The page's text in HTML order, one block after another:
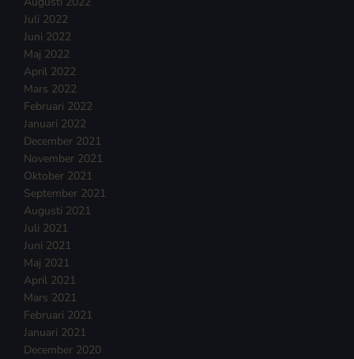
Juli 2022
Juni 2022
Maj 2022
April 2022
Mars 2022
Februari 2022
Januari 2022
December 2021
November 2021
Oktober 2021
September 2021
Augusti 2021
Juli 2021
Juni 2021
Maj 2021
April 2021
Mars 2021
Februari 2021
Januari 2021
December 2020